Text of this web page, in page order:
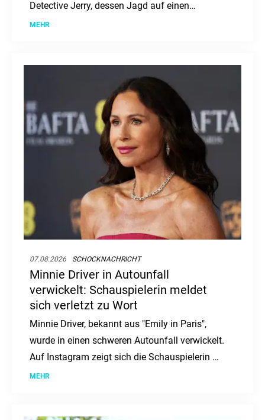
Detective Jerry, dessen Jagd auf einen
Serienmörder zur Obsession wird. Ein düsteres
MEHR
07.08.2026 SCHOCKNACHRICHT
Minnie Driver in Autounfall
verwickelt: Schauspielerin meldet
sich verletzt zu Wort
Minnie Driver, bekannt aus "Emily in Paris",
wurde in einen schweren Autounfall verwickelt.
Auf Instagram zeigt sich die Schauspielerin mit
einer Halskrause und berichtet von dem Vorfall,
MEHR